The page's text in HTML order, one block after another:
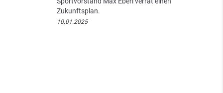
Zukunftsplan.
10.01.2025